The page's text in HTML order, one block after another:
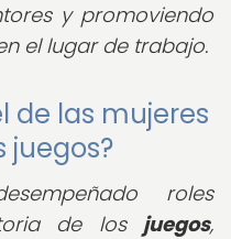
y promoviendo
el lugar de trabajo.
de las mujeres
juegos?
roles
de los juegos,